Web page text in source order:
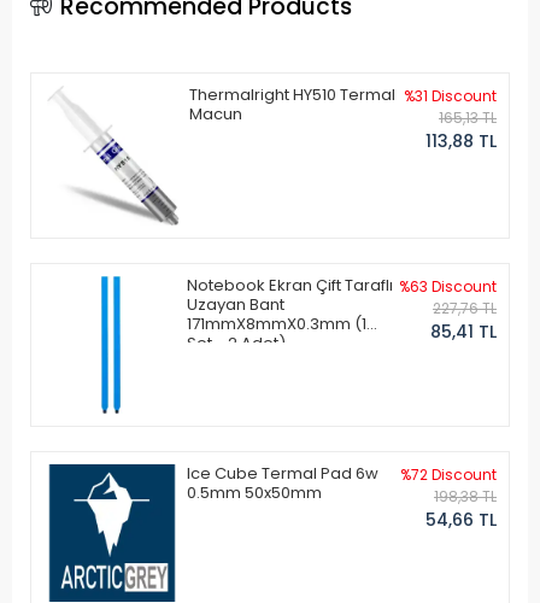
Thermalright HY510 Termal
Macun
%31 Discount
165,13 TL
113,88 TL
Notebook Ekran Çift Taraflı
Uzayan Bant
171mmX8mmX0.3mm (1
Set - 2 Adet)
%63 Discount
227,76 TL
85,41 TL
Ice Cube Termal Pad 6w
0.5mm 50x50mm
%72 Discount
198,38 TL
54,66 TL